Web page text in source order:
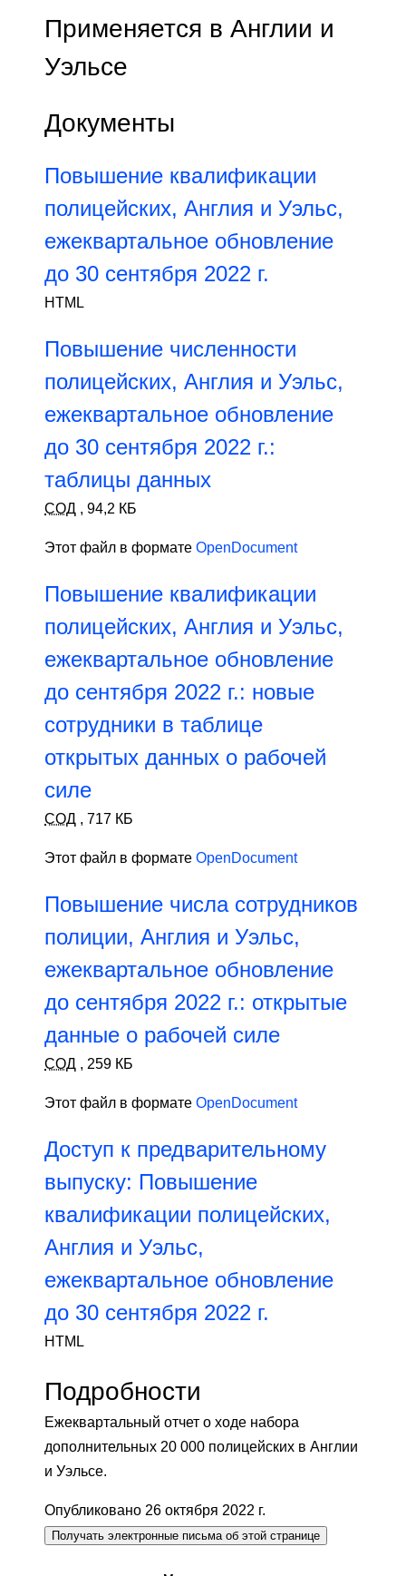
Применяется в Англии и
Уэльсе
Документы
Повышение квалификации
полицейских, Англия и Уэльс,
ежеквартальное обновление
до 30 сентября 2022 г.
HTML
Повышение численности
полицейских, Англия и Уэльс,
ежеквартальное обновление
до 30 сентября 2022 г.:
таблицы данных
СОД , 94,2 КБ
Этот файл в формате OpenDocument
Повышение квалификации
полицейских, Англия и Уэльс,
ежеквартальное обновление
до сентября 2022 г.: новые
сотрудники в таблице
открытых данных о рабочей
силе
СОД , 717 КБ
Этот файл в формате OpenDocument
Повышение числа сотрудников
полиции, Англия и Уэльс,
ежеквартальное обновление
до сентября 2022 г.: открытые
данные о рабочей силе
СОД , 259 КБ
Этот файл в формате OpenDocument
Доступ к предварительному
выпуску: Повышение
квалификации полицейских,
Англия и Уэльс,
ежеквартальное обновление
до 30 сентября 2022 г.
HTML
Подробности
Ежеквартальный отчет о ходе набора
дополнительных 20 000 полицейских в Англии
и Уэльсе.
Опубликовано 26 октября 2022 г.
Получать электронные письма об этой странице